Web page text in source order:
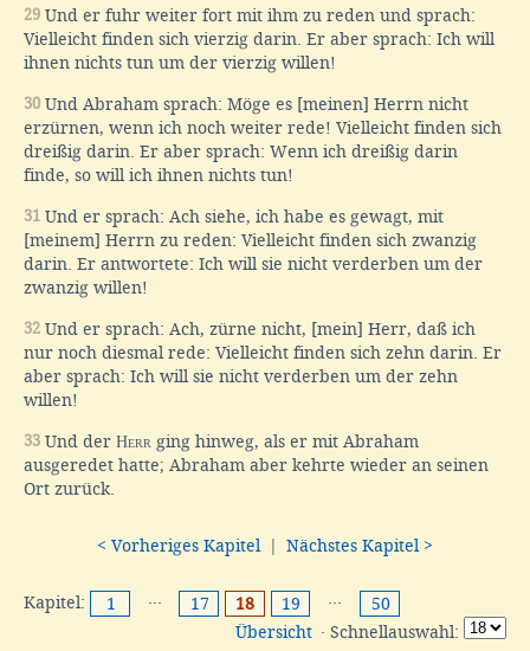
29 Und er fuhr weiter fort mit ihm zu reden und sprach:
Vielleicht finden sich vierzig darin. Er aber sprach: Ich will
ihnen nichts tun um der vierzig willen!
30 Und Abraham sprach: Möge es [meinen] Herrn nicht
erzürnen, wenn ich noch weiter rede! Vielleicht finden sich
dreißig darin. Er aber sprach: Wenn ich dreißig darin
finde, so will ich ihnen nichts tun!
31 Und er sprach: Ach siehe, ich habe es gewagt, mit
[meinem] Herrn zu reden: Vielleicht finden sich zwanzig
darin. Er antwortete: Ich will sie nicht verderben um der
zwanzig willen!
32 Und er sprach: Ach, zürne nicht, [mein] Herr, daß ich
nur noch diesmal rede: Vielleicht finden sich zehn darin. Er
aber sprach: Ich will sie nicht verderben um der zehn
willen!
33 Und der Herr ging hinweg, als er mit Abraham
ausgeredet hatte; Abraham aber kehrte wieder an seinen
Ort zurück.
< Vorheriges Kapitel | Nächstes Kapitel >
Kapitel: 1 ··· 17 18 19 ···
50
Übersicht · Schnellauswahl: